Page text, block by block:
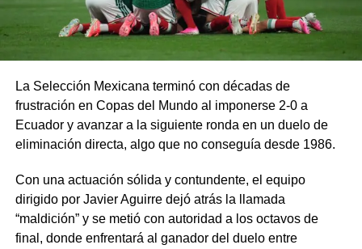
La Selección Mexicana terminó con décadas de
frustración en Copas del Mundo al imponerse 2-0 a
Ecuador y avanzar a la siguiente ronda en un duelo de
eliminación directa, algo que no conseguía desde 1986.
Con una actuación sólida y contundente, el equipo
dirigido por Javier Aguirre dejó atrás la llamada
“maldición” y se metió con autoridad a los octavos de
final, donde enfrentará al ganador del duelo entre